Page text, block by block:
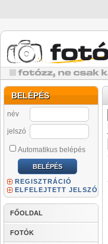
BELÉPÉS
név
jelszó
Automatikus belépés
REGISZTRÁCIÓ
ELFELEJTETT JELSZÓ
FŐOLDAL
FOTÓK